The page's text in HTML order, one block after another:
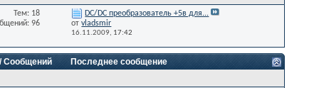
Тем: 18
96
DC/DC преобразователь +5в для...
отvladsmir
16.11.2009, 17:42
Сообщений
Последнее сообщение